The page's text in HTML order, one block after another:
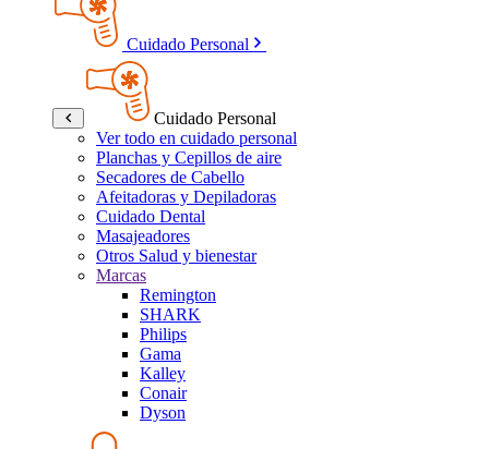
Cuidado Personal
Cuidado Personal
Ver todo en cuidado personal
Planchas y Cepillos de aire
Secadores de Cabello
Afeitadoras y Depiladoras
Cuidado Dental
Masajeadores
Otros Salud y bienestar
Marcas
Remington
SHARK
Philips
Gama
Kalley
Conair
Dyson